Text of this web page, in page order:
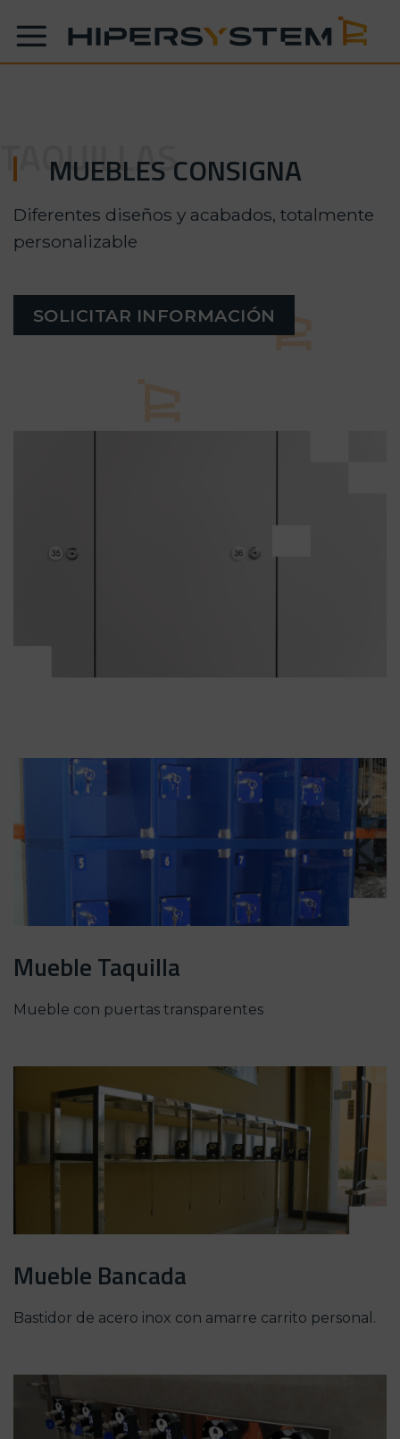
content
TAQUILLAS
MUEBLES CONSIGNA
Diferentes diseños y acabados, totalmente
personalizable
SOLICITAR INFORMACIÓN
Mueble Taquilla
Mueble con puertas transparentes
Mueble Bancada
Bastidor de acero inox con amarre carrito personal.